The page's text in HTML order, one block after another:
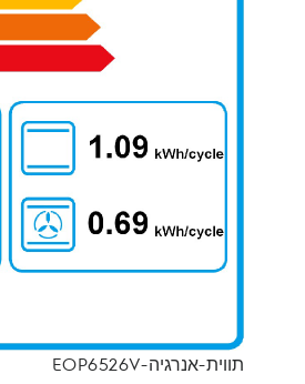
תווית-אנרגיה-EOP6526V